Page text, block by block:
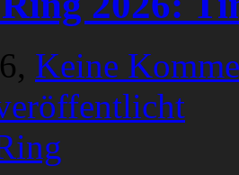
Keine